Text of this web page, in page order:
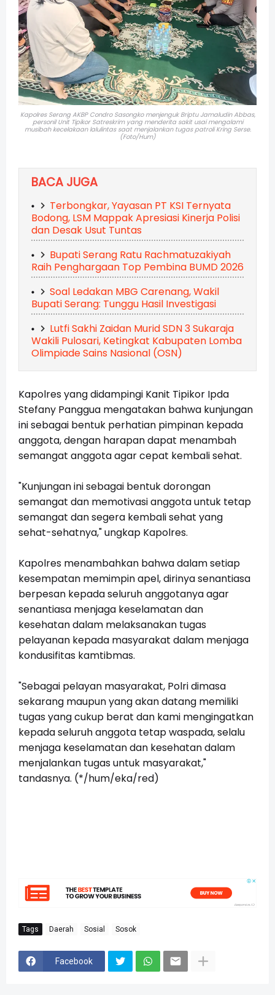
Kapolres Serang AKBP Condro Sasongko menjenguk Briptu Jamaludin Abbas,
personil Unit Tipikor Satreskrim yang menderita sakitusai mengalami
musibah kecelakaan lalulintas saat menjalankan tugas patroli Kring Serse.
(Foto/Hum)
BACA JUGA
Terbongkar, Yayasan PT KSI Ternyata
Bodong, LSM Mappak Apresiasi Kinerja Polisi
dan Desak Usut Tuntas
Bupati Serang Ratu Rachmatuzakiyah
Raih Penghargaan Top Pembina BUMD 2026
Soal Ledakan MBG Carenang, Wakil
Bupati Serang: Tunggu Hasil Investigasi
Lutfi Sakhi Zaidan Murid SDN 3 Sukaraja
Wakili Pulosari, Ketingkat Kabupaten Lomba
Olimpiade Sains Nasional (OSN)
Kapolres yang didampingi Kanit Tipikor Ipda
Stefany Panggua mengatakan bahwa kunjungan
ini sebagai bentuk perhatian pimpinan kepada
anggota, dengan harapan dapat menambah
semangat anggota agar cepat kembali sehat.
"Kunjungan ini sebagai bentuk dorongan
semangat dan memotivasi anggota untuk tetap
semangat dan segera kembali sehat yang
sehat-sehatnya," ungkap Kapolres.
Kapolres menambahkan bahwa dalam setiap
kesempatan memimpin apel, dirinya senantiasa
berpesan kepada seluruh anggotanya agar
senantiasa menjaga keselamatan dan
kesehatan dalam melaksanakan tugas
pelayanan kepada masyarakat dalam menjaga
kondusifitas kamtibmas.
"Sebagai pelayan masyarakat, Polri dimasa
sekarang maupun yang akan datang memiliki
tugas yang cukup berat dan kami mengingatkan
kepada seluruh anggota tetap waspada, selalu
menjaga keselamatan dan kesehatan dalam
menjalankan tugas untuk masyarakat,"
tandasnya. (*/hum/eka/red)
Tags Daerah Sosial Sosok
Facebook